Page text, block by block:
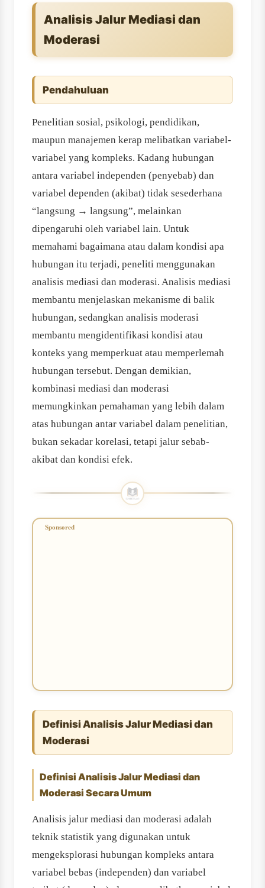
Analisis Jalur Mediasi dan
Moderasi
Pendahuluan
Penelitian sosial, psikologi, pendidikan,
maupun manajemen kerap melibatkan variabel-
variabel yang kompleks. Kadang hubungan
antara variabel independen (penyebab) dan
variabel dependen (akibat) tidak sesederhana
“langsung → langsung”, melainkan
dipengaruhi oleh variabel lain. Untuk
memahami bagaimana atau dalam kondisi apa
hubungan itu terjadi, peneliti menggunakan
analisis mediasi dan moderasi. Analisis mediasi
membantu menjelaskan mekanisme di balik
hubungan, sedangkan analisis moderasi
membantu mengidentifikasi kondisi atau
konteks yang memperkuat atau memperlemah
hubungan tersebut. Dengan demikian,
kombinasi mediasi dan moderasi
memungkinkan pemahaman yang lebih dalam
atas hubungan antar variabel dalam penelitian,
bukan sekadar korelasi, tetapi jalur sebab-
akibat dan kondisi efek.
Definisi Analisis Jalur Mediasi dan
Moderasi
Definisi Analisis Jalur Mediasi dan
Moderasi Secara Umum
Analisis jalur mediasi dan moderasi adalah
teknik statistik yang digunakan untuk
mengeksplorasi hubungan kompleks antara
variabel bebas (independen) dan variabel